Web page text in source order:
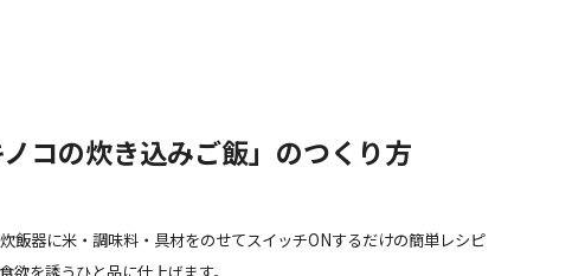
コの炊き込みご飯」のつくり方
飯器に米・調味料・具材をのせてスイッチONするだけの簡単レシピ